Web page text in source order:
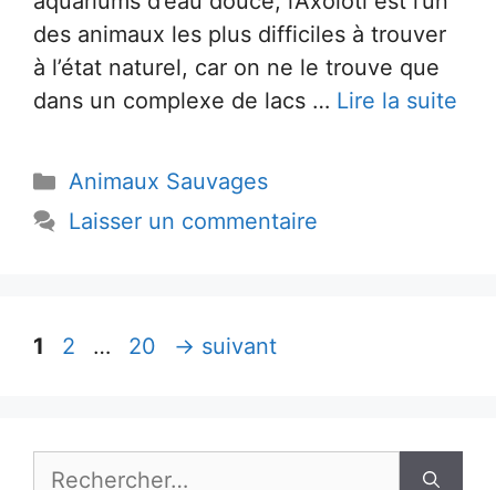
des animaux les plus difficiles à trouver
à l’état naturel, car on ne le trouve que
dans un complexe de lacs … Lire la suite
Catégories
Animaux Sauvages
Laisser un commentaire
Page
1 Page
2 … Page
20 → suivant